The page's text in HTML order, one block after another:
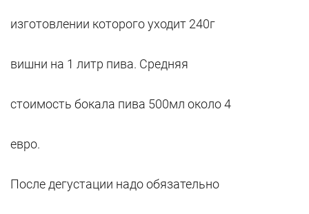
изготовлении которого уходит 240г
вишни на 1 литр пива. Средняя
стоимость бокала пива 500мл около 4
евро.
После дегустации надо обязательно